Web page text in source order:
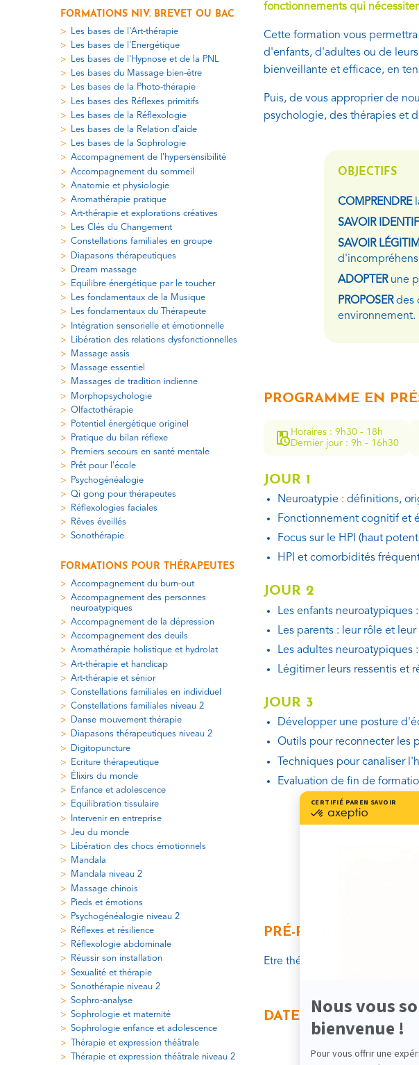
FORMATIONS NIV. BREVET OU BAC
Les bases de l'Art-thérapie
Les bases de l'Energétique
Les bases de l'Hypnose et de la PNL
Les bases du Massage bien-être
Les bases de la Photo-thérapie
Les bases des Réflexes primitifs
Les bases de la Réflexologie
Les bases de la Relation d'aide
Les bases de la Sophrologie
Accompagnement de l'hypersensibilité
Accompagnement du sommeil
Anatomie et physiologie
Aromathérapie pratique
Art-thérapie et explorations créatives
Les Clés du Changement
Constellations familiales en groupe
Diapasons thérapeutiques
Dream massage
Equilibre énergétique par le toucher
Les fondamentaux de la Musique
Les fondamentaux du Thérapeute
Intégration sensorielle et émotionnelle
Libération des relations dysfonctionnelles
Massage assis
Massage essentiel
Massages de tradition indienne
Morphopsychologie
Olfactothérapie
Potentiel énergétique originel
Pratique du bilan réflexe
Premiers secours en santé mentale
Prêt pour l'école
Psychogénéalogie
Qi gong pour thérapeutes
Réflexologies faciales
Rêves éveillés
Sonothérapie
FORMATIONS POUR THÉRAPEUTES
Accompagnement du burn-out
Accompagnement des personnes
neuroatypiques
Accompagnement de la dépression
Accompagnement des deuils
Aromathérapie holistique et hydrolat
Art-thérapie et handicap
Art-thérapie et sénior
Constellations familiales en individuel
Constellations familiales niveau 2
Danse mouvement thérapie
Diapasons thérapeutiques niveau 2
Digitopuncture
Ecriture thérapeutique
Élixirs du monde
Enfance et adolescence
Equilibration tissulaire
Intervenir en entreprise
Jeu du monde
Libération des chocs émotionnels
Mandala
Mandala niveau 2
Massage chinois
Pieds et émotions
Psychogénéalogie niveau 2
Réflexes et résilience
Réflexologie abdominale
Réussir son installation
Sexualité et thérapie
Sonothérapie niveau 2
Sophro-analyse
Sophrologie et maternité
Sophrologie enfance et adolescence
Thérapie et expression théâtrale
Thérapie et expression théâtrale niveau 2
fonctionnements qui
Cette formation vous
d'enfants, d'adultes ou de
bienveillante et efficace, en
Puis, de vous approprier de
psychologie, des thérapies et
OBJECTIFS
COMPRENDRE
SAVOIR
SAVOIR
ADOPTERune
PROPOSERdes
environnement.
PROGRAMME EN
Horaires : 9h30 - 18h
Dernier jour : 9h - 16h30
JOUR 1
Neuroatypie : définitions,
Fonctionnement cognitif et
Focus sur le HPI (haut
HPI et comorbidités
JOUR 2
Les enfants
Les parents : leur rôle et
Les adultes neuroatypiques
Légitimer leurs ressentis et
JOUR 3
Développer une posture
Outils pour reconnecter les
Techniques pour canaliser
Evaluation de fin de
PRÉ-REQUIS
Etre thérapeute, professionnel
DATES • 3 SESSIONS
Octobre 2026